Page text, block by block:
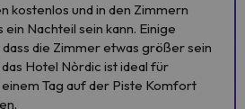
kostenlos und in den Zimmern
Nachteil sein kann. Einige
die Zimmer etwas größer sein
Hotel Nòrdic ist ideal für
Tag auf der Piste Komfort